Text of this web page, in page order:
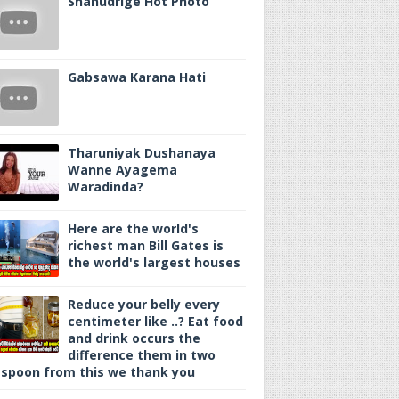
Gabsawa Karana Hati
Tharuniyak Dushanaya
Wanne Ayagema
Waradinda?
Here are the world's
richest man Bill Gates is
the world's largest houses
Reduce your belly every
centimeter like ..? Eat food
and drink occurs the
difference them in two
from this we thank you